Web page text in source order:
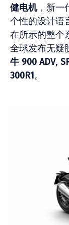
健电机，新一
个性的设计语
在所示的整个
全球发布无疑
牛 900 ADV,
300R1。